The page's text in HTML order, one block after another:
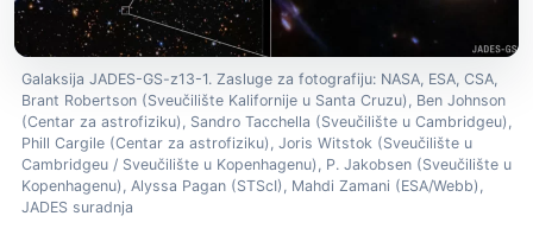
Galaksija JADES-GS-z13-1. Zasluge za fotografiju: NASA, ESA, CSA,
Brant Robertson (Sveučilište Kalifornije u Santa Cruzu), Ben Johnson
(Centar za astrofiziku), Sandro Tacchella (Sveučilište u Cambridgeu),
Phill Cargile (Centar za astrofiziku), Joris Witstok (Sveučilište u
Cambridgeu / Sveučilište u Kopenhagenu), P. Jakobsen (Sveučilište u
Kopenhagenu), Alyssa Pagan (STScI), Mahdi Zamani (ESA/Webb),
JADES suradnja